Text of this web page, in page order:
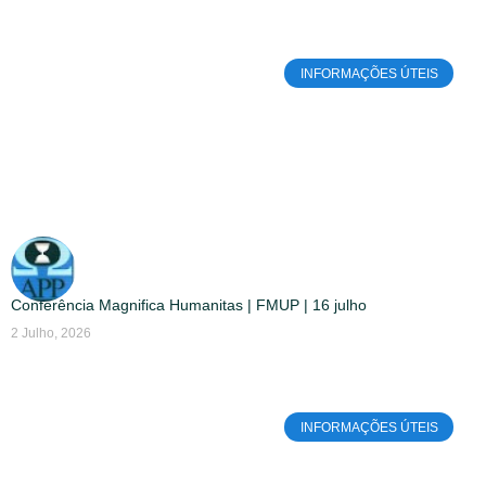
INFORMAÇÕES ÚTEIS
Conferência Magnifica Humanitas | FMUP | 16 julho
2 Julho, 2026
INFORMAÇÕES ÚTEIS